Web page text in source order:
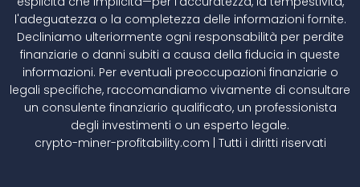
l'adeguatezza o la completezza delle informazioni fornite.
Decliniamo ulteriormente ogni responsabilità per perdite
finanziarie o danni subiti a causa della fiducia in queste
informazioni. Per eventuali preoccupazioni finanziarie o
legali specifiche, raccomandiamo vivamente di consultare
un consulente finanziario qualificato, un professionista
degli investimenti o un esperto legale.
crypto-miner-profitability.com | Tutti i diritti riservati